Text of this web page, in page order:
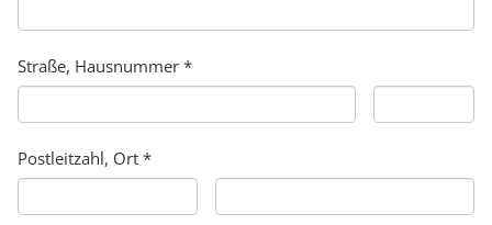
Straße, Hausnummer *
Postleitzahl, Ort *